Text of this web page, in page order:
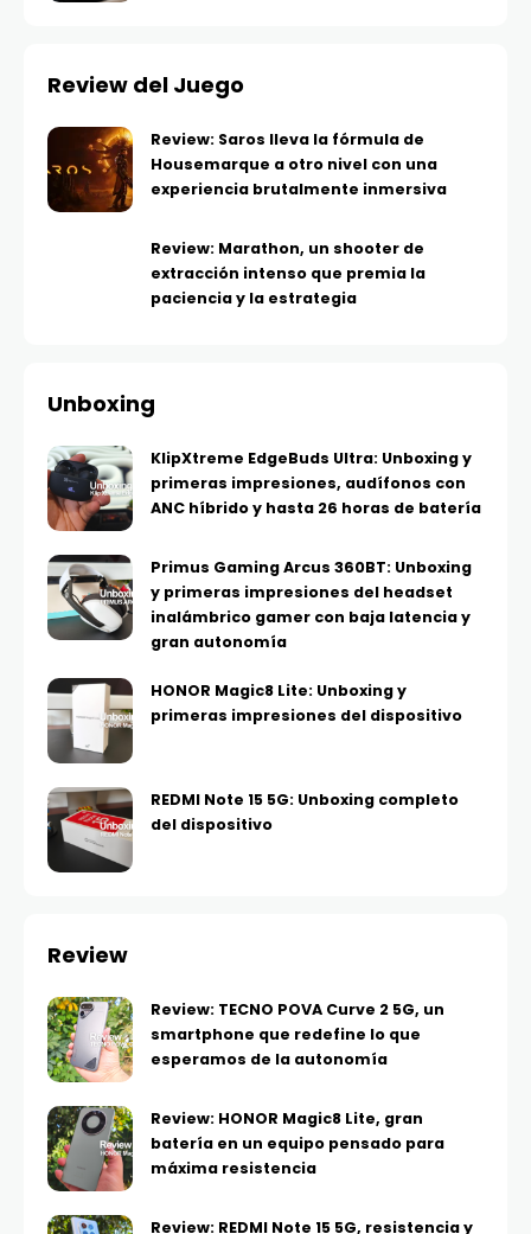
Review del Juego
Review: Saros lleva la fórmula de
Housemarque a otro nivel con una
experiencia brutalmente inmersiva
Review: Marathon, un shooter de
extracción intenso que premia la
paciencia y la estrategia
Unboxing
KlipXtreme EdgeBuds Ultra: Unboxing y
primeras impresiones, audífonos con
ANC híbrido y hasta 26 horas de batería
Primus Gaming Arcus 360BT: Unboxing
y primeras impresiones del headset
inalámbrico gamer con baja latencia y
gran autonomía
HONOR Magic8 Lite: Unboxing y
primeras impresiones del dispositivo
REDMI Note 15 5G: Unboxing completo
del dispositivo
Review
Review: TECNO POVA Curve 2 5G, un
smartphone que redefine lo que
esperamos de la autonomía
Review: HONOR Magic8 Lite, gran
batería en un equipo pensado para
máxima resistencia
Review: REDMI Note 15 5G, resistencia y